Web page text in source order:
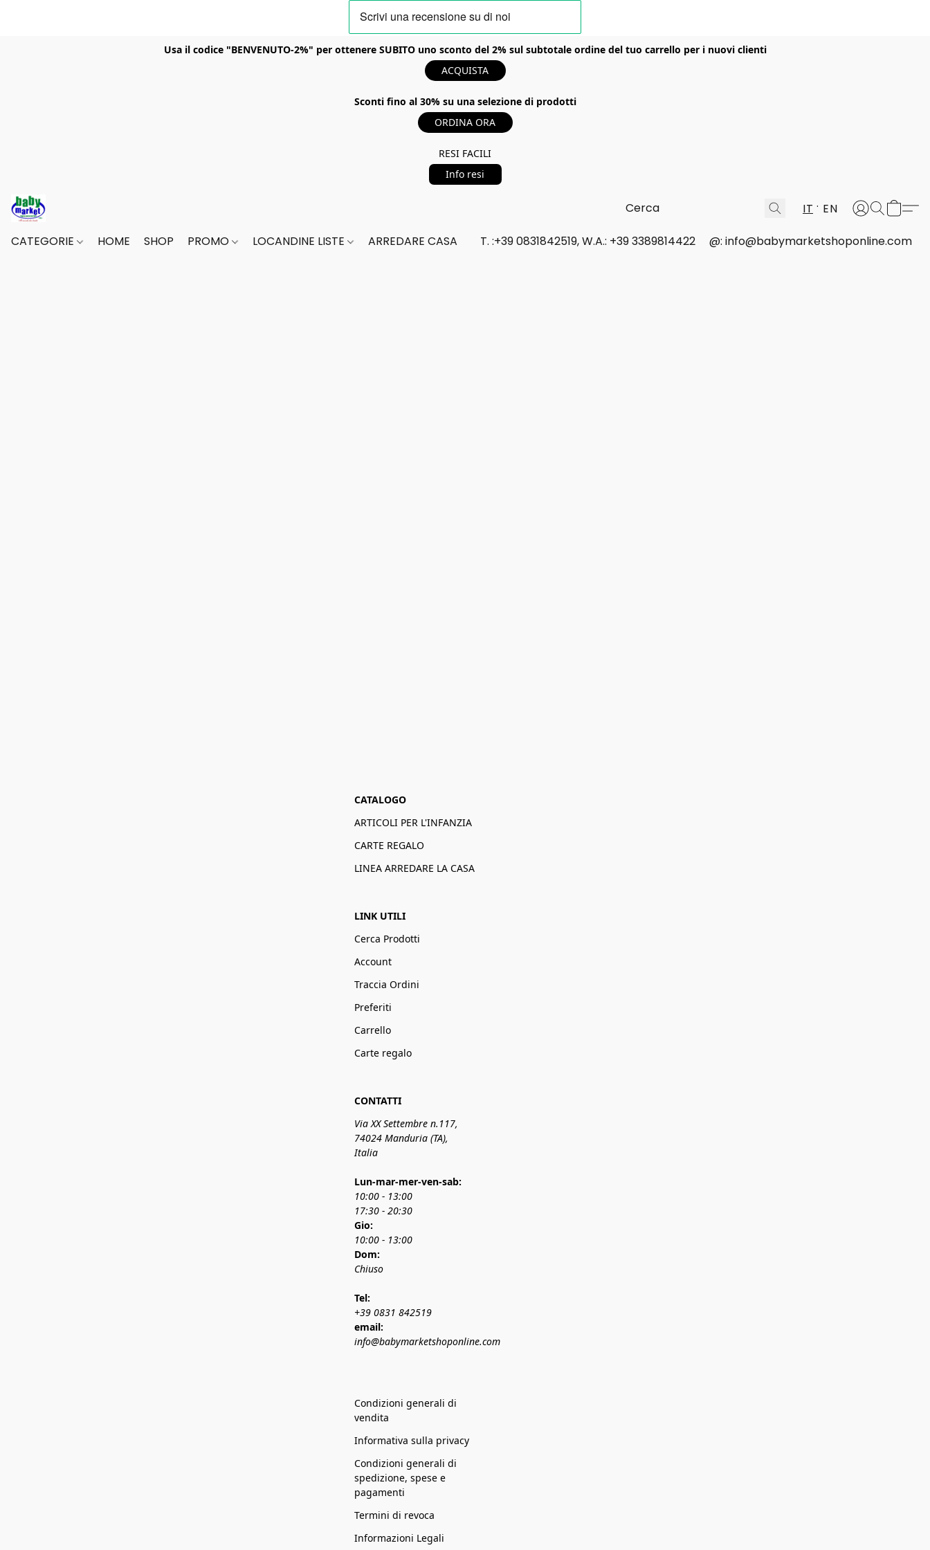
Usa il codice "BENVENUTO-2%" per ottenere SUBITO uno sconto del 2% sul subtotale ordine del tuo carrello per i nuovi clienti
ACQUISTA
Sconti fino al 30% su una selezione di prodotti
ORDINA ORA
RESI FACILI
Info resi
IT EN
CATEGORIE HOME SHOP PROMO LOCANDINE LISTE ARREDARE CASA T. :+39 0831842519, W.A.: +39 3389814422 @: info@babymarketshoponline.com
CATALOGO
ARTICOLI PER L'INFANZIA
CARTE REGALO
LINEA ARREDARE LA CASA
LINK UTILI
Cerca Prodotti
Account
Traccia Ordini
Preferiti
Carrello
Carte regalo
CONTATTI
Via XX Settembre n.117,
74024 Manduria (TA),
Italia
Lun-mar-mer-ven-sab:
10:00 - 13:00
17:30 - 20:30
Gio:
10:00 - 13:00
Dom:
Chiuso
Tel:
+39 0831 842519
email:
info@babymarketshoponline.com
Condizioni generali di
vendita
Informativa sulla privacy
Condizioni generali di
spedizione, spese e
pagamenti
Termini di revoca
Informazioni Legali